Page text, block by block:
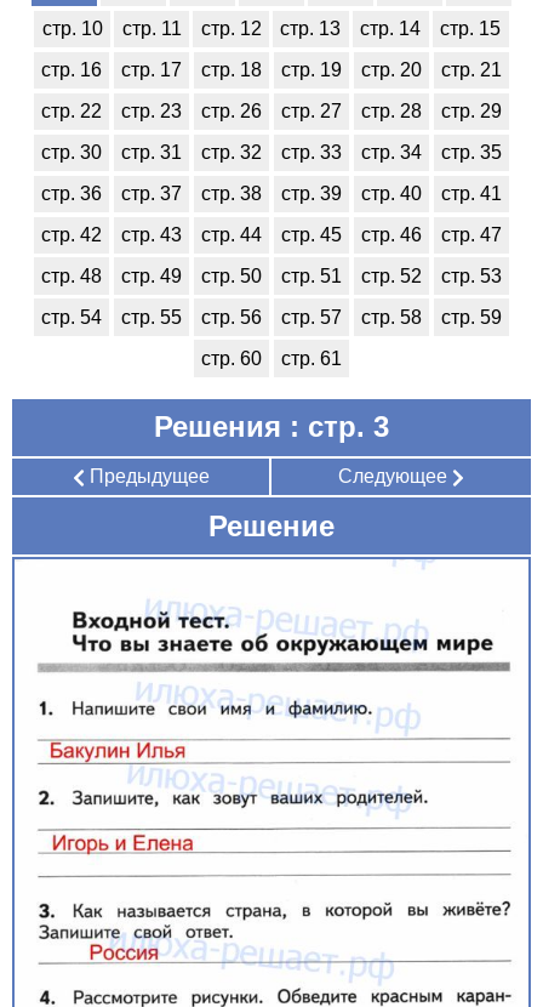
стр. 10
стр. 11 стр. 12 стр. 13 стр. 14
стр. 15
стр. 16
стр. 17 стр. 18 стр. 19 стр. 20
стр. 21
стр. 22
стр. 23 стр. 26 стр. 27 стр. 28
стр. 29
стр. 30
стр. 31 стр. 32 стр. 33 стр. 34
стр. 35
стр. 36
стр. 37 стр. 38 стр. 39 стр. 40
стр. 41
стр. 42
стр. 43 стр. 44 стр. 45 стр. 46
стр. 47
стр. 48
стр. 49 стр. 50 стр. 51 стр. 52
стр. 53
стр. 54
стр. 55 стр. 56 стр. 57 стр. 58
стр. 59
стр. 60
стр. 61
Решения : стр. 3
Предыдущее Следующее
Решение